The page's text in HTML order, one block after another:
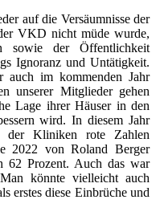
auf die Versäumnisse der
VKD nicht müde wurde,
der Öffentlichkeit
Ignoranz und Untätigkeit.
auch im kommenden Jahr
unserer Mitglieder gehen
Lage ihrer Häuser in den
wird. In diesem Jahr
der Kliniken rote Zahlen
2022 von Roland Berger
62 Prozent. Auch das war
könnte vielleicht auch
erstes diese Einbrüche und